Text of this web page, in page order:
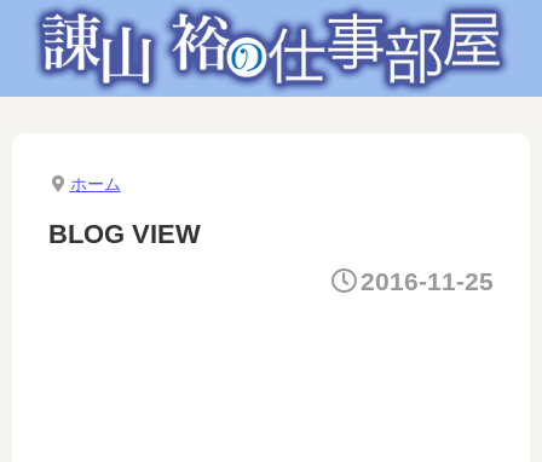
ホーム
BLOG VIEW
2016-11-25